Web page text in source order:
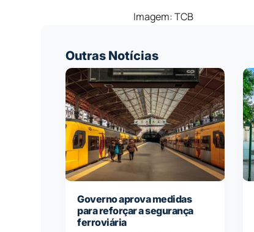
Imagem: TCB
Outras Notícias
Governo aprova medidas
para reforçar a segurança
ferroviária